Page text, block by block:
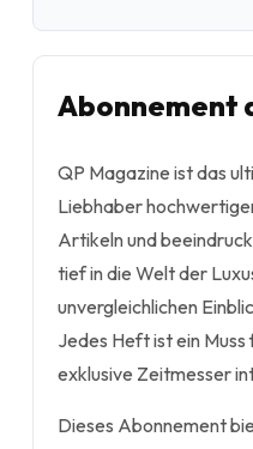
Abonnement
QP Magazine ist das
Liebhaber
Artikeln und
tief in die Welt der
unvergleichlichen
Jedes Heft ist ein
exklusive Zeitmesser
Dieses Abonnement